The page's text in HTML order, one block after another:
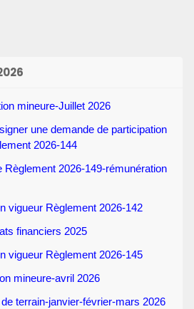
mineure-Juillet 2026
une demande de participation
2026-144
Règlement 2026-149-rémunération
vigueur Règlement 2026-142
financiers 2025
vigueur Règlement 2026-145
mineure-avril 2026
terrain-janvier-février-mars 2026